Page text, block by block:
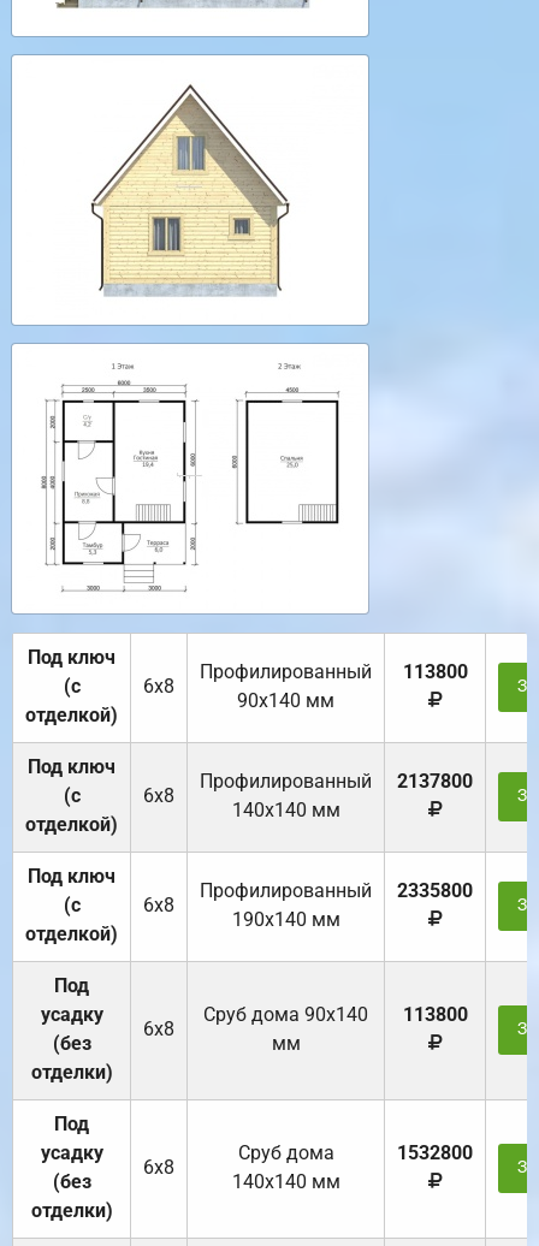
Под ключ
(с
отделкой)
6х8
Профилированный
90х140 мм
113800
Под ключ
(с
отделкой)
6х8
Профилированный
140х140 мм
2137800
Под ключ
(с
отделкой)
6х8
Профилированный
190х140 мм
2335800
Под
усадку
(без
отделки)
6х8
Cруб дома 90x140
мм
113800
Под
усадку
(без
отделки)
6х8
Cруб дома
140х140 мм
1532800